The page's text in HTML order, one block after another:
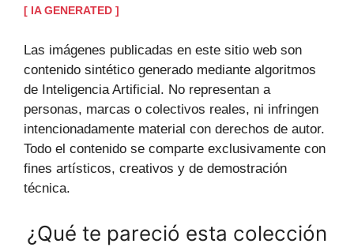
[ IA GENERATED ]
Las imágenes publicadas en este sitio web son
contenido sintético generado mediante algoritmos
de Inteligencia Artificial. No representan a
personas, marcas o colectivos reales, ni infringen
intencionadamente material con derechos de autor.
Todo el contenido se comparte exclusivamente con
fines artísticos, creativos y de demostración
técnica.
¿Qué te pareció esta colección